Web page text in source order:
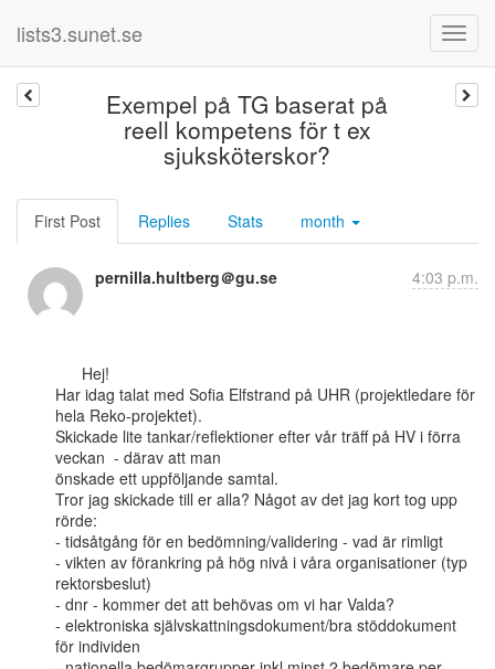
lists3.sunet.se
Exempel på TG baserat på
reell kompetens för t ex
sjuksköterskor?
First Post Replies Stats month
pernilla.hultberg＠gu.se 4:03 p.m.
Har idag talat med Sofia Elfstrand på UHR (projektledare för
hela Reko-projektet).
Skickade lite tankar/reflektioner efter vår träff på HV i förra
veckan  - därav att man
önskade ett uppföljande samtal.
Tror jag skickade till er alla? Något av det jag kort tog upp
rörde:
- tidsåtgång för en bedömning/validering - vad är rimligt
- vikten av förankring på hög nivå i våra organisationer (typ
rektorsbeslut)
- dnr - kommer det att behövas om vi har Valda?
- elektroniska självskattningsdokument/bra stöddokument
för individen